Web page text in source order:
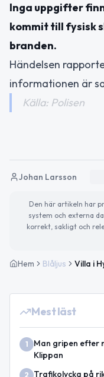
Inga uppgifter
kommit till fysisk
branden.
Händelsen
informationen är
Källa: Polisen
Johan Larsson
Den här artikeln har
system och externa
korrekt, sakligt och
Hem Blåljus
Mest läst
1
Man gripen efter
Klippan
2 Trafikolycka på